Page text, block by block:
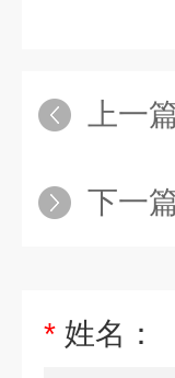
上一
下一
* 姓名：